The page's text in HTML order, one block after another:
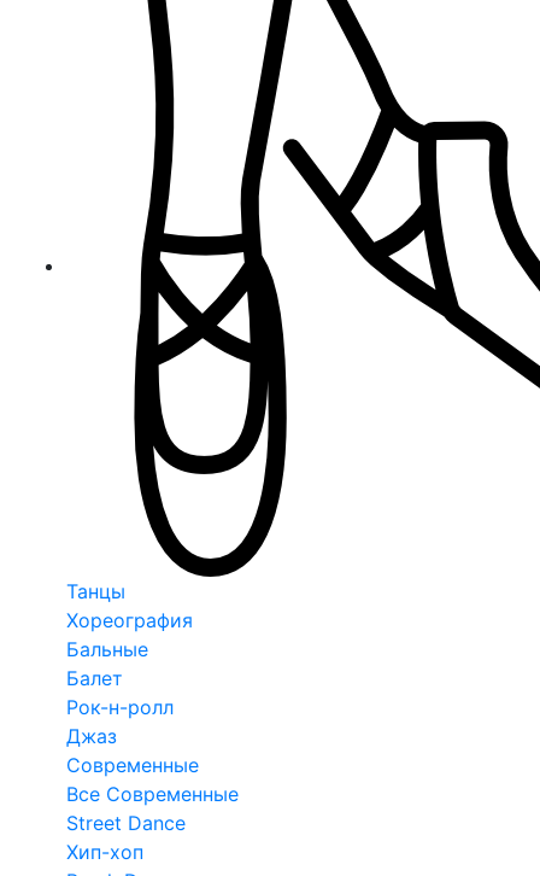
Танцы
Хореография
Бальные
Балет
Рок-н-ролл
Джаз
Современные
Все Современные
Street Dance
Хип-хоп